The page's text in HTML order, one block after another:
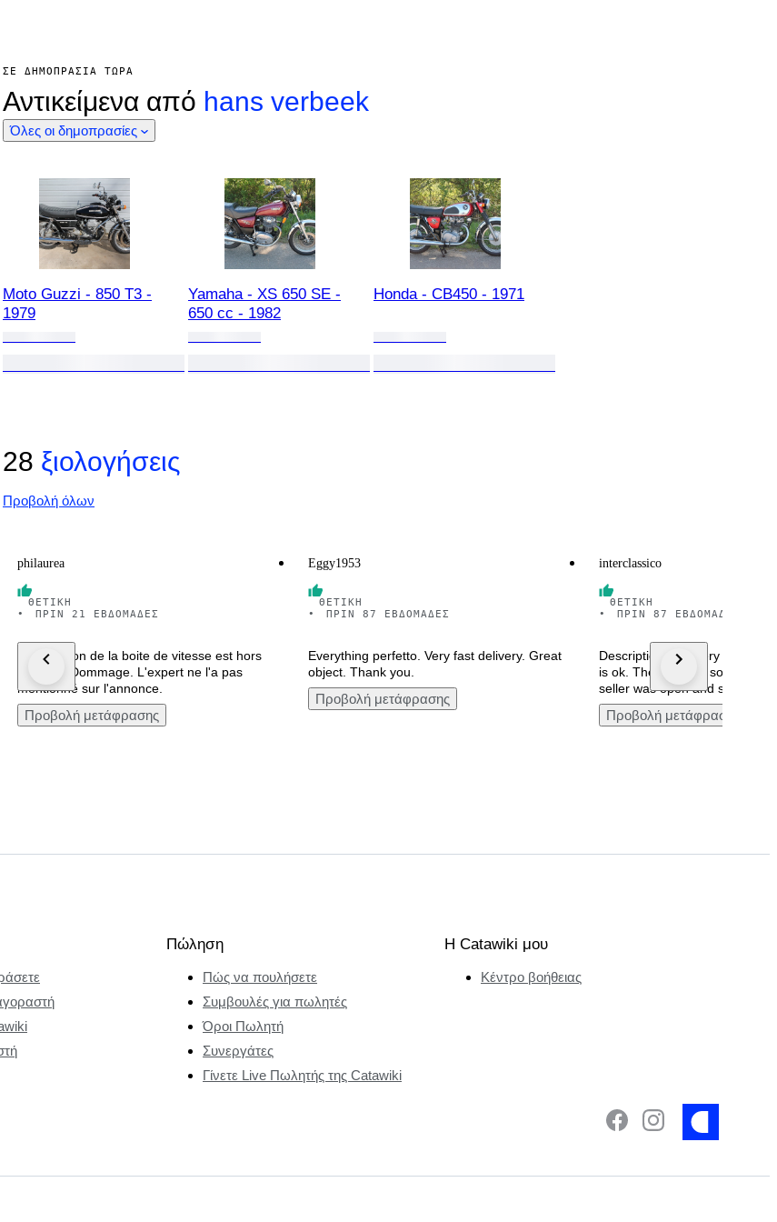
ΣΕ ΔΗΜΟΠΡΑΣΊΑ ΤΏΡΑ
Αντικείμενα από hans verbeek
Όλες οι δημοπρασίες
Moto Guzzi - 850 T3 -
1979
Yamaha - XS 650 SE -
650 cc - 1982
Honda - CB450 - 1971
28 ξιολογήσεις
Προβολή όλων
philaurea
ΘΕΤΙΚΉ
•
ΠΡΙΝ 21 ΕΒΔΟΜΆΔΕΣ
La sélection de la boite de vitesse est hors
d'usage. Dommage. L'expert ne l'a pas
mentionné sur l'annonce.
Προβολή μετάφρασης
Eggy1953
ΘΕΤΙΚΉ
•
ΠΡΙΝ 87 ΕΒΔΟΜΆΔΕΣ
Everything perfetto. Very fast delivery. Great
object. Thank you.
Προβολή μετάφρασης
interclassico
ΘΕΤΙΚΉ
•
ΠΡΙΝ 87 ΕΒΔΟΜΆΔΕΣ
Description said Very good
is ok. The rest had some
seller was open and solve
Προβολή μετάφρασης
Πώληση
Πώς να πουλήσετε
Συμβουλές για πωλητές
Όροι Πωλητή
Συνεργάτες
Γίνετε Live Πωλητής της Catawiki
Η Catawiki μου
Κέντρο βοήθειας